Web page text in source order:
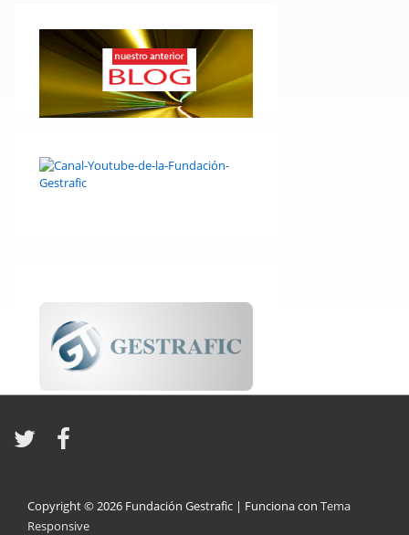
Copyright © 2026 Fundación Gestrafic | Funciona con Tema
Responsive